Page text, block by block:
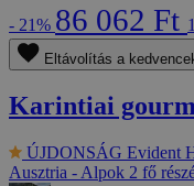
- 21% 86 062 Ft
Eltávolítás a
Karintiai
ÚJDONSÁG Evident
Ausztria - Alpok 2 fő